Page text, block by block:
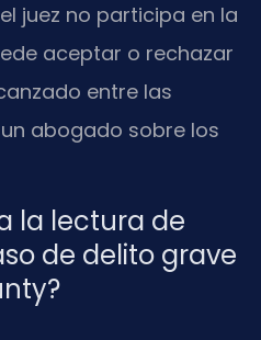
juez no participa en la
aceptar o rechazar
entre las
abogado sobre los
la lectura de
de delito grave